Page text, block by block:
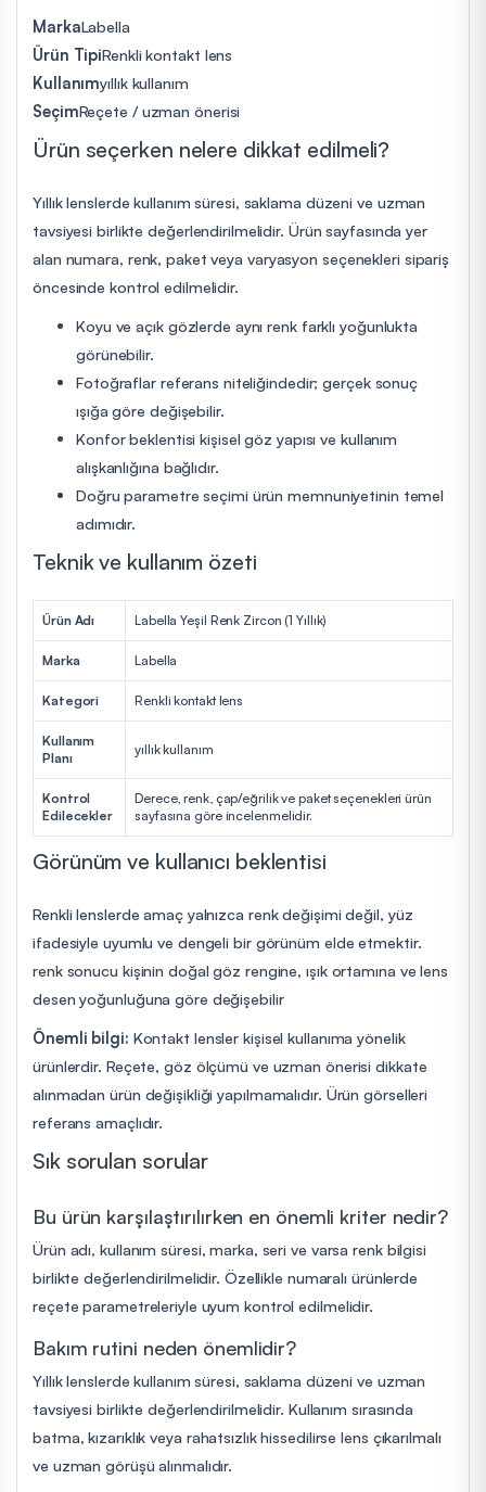
MarkaLabella
Ürün TipiRenkli kontakt lens
Kullanımyıllık kullanım
SeçimReçete / uzman önerisi
Ürün seçerken nelere dikkat edilmeli?
Yıllık lenslerde kullanım süresi, saklama düzeni ve uzman
tavsiyesi birlikte değerlendirilmelidir. Ürün sayfasında yer
alan numara, renk, paket veya varyasyon seçenekleri sipariş
öncesinde kontrol edilmelidir.
Koyu ve açık gözlerde aynı renk farklı yoğunlukta
görünebilir.
Fotoğraflar referans niteliğindedir; gerçek sonuç
ışığa göre değişebilir.
Konfor beklentisi kişisel göz yapısı ve kullanım
alışkanlığına bağlıdır.
Doğru parametre seçimi ürün memnuniyetinin temel
adımıdır.
Teknik ve kullanım özeti
Ürün Adı Labella Yeşil Renk Zircon (1 Yıllık)
Marka Labella
Kategori Renkli kontakt lens
Kullanım
Planı
yıllık kullanım
Kontrol
Edilecekler
Derece, renk, çap/eğrilik ve paket seçenekleri ürün
sayfasına göre incelenmelidir.
Görünüm ve kullanıcı beklentisi
Renkli lenslerde amaç yalnızca renk değişimi değil, yüz
ifadesiyle uyumlu ve dengeli bir görünüm elde etmektir.
renk sonucu kişinin doğal göz rengine, ışık ortamına ve lens
desen yoğunluğuna göre değişebilir
Önemli bilgi: Kontakt lensler kişisel kullanıma yönelik
ürünlerdir. Reçete, göz ölçümü ve uzman önerisi dikkate
alınmadan ürün değişikliği yapılmamalıdır. Ürün görselleri
referans amaçlıdır.
Sık sorulan sorular
Bu ürün karşılaştırılırken en önemli kriter nedir?
Ürün adı, kullanım süresi, marka, seri ve varsa renk bilgisi
birlikte değerlendirilmelidir. Özellikle numaralı ürünlerde
reçete parametreleriyle uyum kontrol edilmelidir.
Bakım rutini neden önemlidir?
Yıllık lenslerde kullanım süresi, saklama düzeni ve uzman
tavsiyesi birlikte değerlendirilmelidir. Kullanım sırasında
batma, kızarıklık veya rahatsızlık hissedilirse lens çıkarılmalı
ve uzman görüşü alınmalıdır.